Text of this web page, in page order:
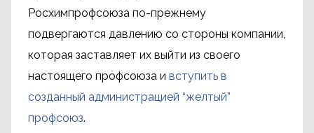
Росхимпрофсоюза по-прежнему
подвергаются давлению со стороны компании,
которая заставляет их выйти из своего
настоящего профсоюза и вступить в
созданный администрацией “желтый”
профсоюз.